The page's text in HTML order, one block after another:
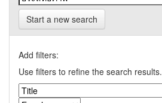
Start a new search
Add filters:
Use filters to refine the search results.